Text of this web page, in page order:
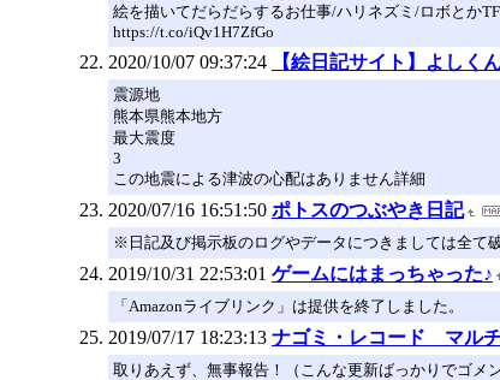
絵を描いてだらだらするお仕事/ハリネズミ/ロボとか
https://t.co/iQv1H7ZfGo
2020/10/07 09:37:24 【絵日記サイト】よしく
震源地
熊本県熊本地方
最大震度
3
この地震による津波の心配はありません詳細
2020/07/16 16:51:50 ポトスのつぶやき日記
※日記及び掲示板のログやデータにつきましては全て
2019/10/31 22:53:01 ゲームにはまっちゃった♪
「Amazonライブリンク」は提供を終了しました。
2019/07/17 18:23:13 ナゴミ・レコード マル
取りあえず、無事報告！（こんな更新ばっかりでゴメン